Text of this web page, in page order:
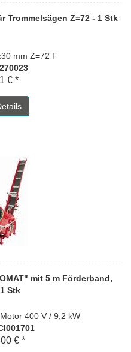
Trommelsägen Z=72 - 1 Stk
mm Z=72 F
€ *
mit 5 m Förderband,
Stk
400 V / 9,2 kW
€ *